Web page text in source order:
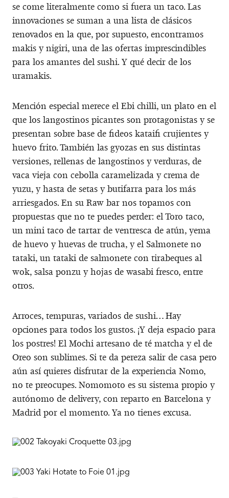
se come literalmente como si fuera un taco. Las
innovaciones se suman a una lista de clásicos
renovados en la que, por supuesto, encontramos
makis y nigiri, una de las ofertas imprescindibles
para los amantes del sushi. Y qué decir de los
uramakis.
Mención especial merece el Ebi chilli, un plato en el
que los langostinos picantes son protagonistas y se
presentan sobre base de fideos kataifi crujientes y
huevo frito. También las gyozas en sus distintas
versiones, rellenas de langostinos y verduras, de
vaca vieja con cebolla caramelizada y crema de
yuzu, y hasta de setas y butifarra para los más
arriesgados. En su Raw bar nos topamos con
propuestas que no te puedes perder: el Toro taco,
un mini taco de tartar de ventresca de atún, yema
de huevo y huevas de trucha, y el Salmonete no
tataki, un tataki de salmonete con tirabeques al
wok, salsa ponzu y hojas de wasabi fresco, entre
otros.
Arroces, tempuras, variados de sushi… Hay
opciones para todos los gustos. ¡Y deja espacio para
los postres! El Mochi artesano de té matcha y el de
Oreo son sublimes. Si te da pereza salir de casa pero
aún así quieres disfrutar de la experiencia Nomo,
no te preocupes. Nomomoto es su sistema propio y
autónomo de delivery, con reparto en Barcelona y
Madrid por el momento. Ya no tienes excusa.